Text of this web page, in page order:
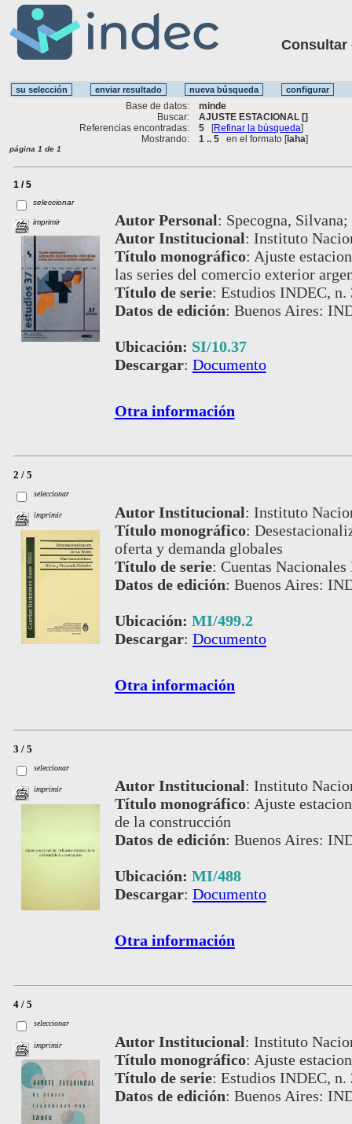
Consultar
Base de datos:
minde
Buscar:
AJUSTE ESTACIONAL []
Referencias encontradas:
5 [Refinar la búsqueda]
Mostrando:
1 .. 5 en el formato [iaha]
página 1 de 1
1 / 5
seleccionar
imprimir Autor Personal: Specogna,
Autor Institucional: Instituto
Título monográfico: Ajuste
las series del comercio exterior
Título de serie: Estudios INDEC, n.
Datos de edición: Buenos Aires:
Ubicación: SI/10.37
Descargar: Documento
Otra información
2 / 5
seleccionar
imprimir Autor Institucional: Instituto
Título monográfico:
oferta y demanda globales
Título de serie: Cuentas Nacionales
Datos de edición: Buenos Aires:
Ubicación: MI/499.2
Descargar: Documento
Otra información
3 / 5
seleccionar
imprimir Autor Institucional: Instituto
Título monográfico: Ajuste
de la construcción
Datos de edición: Buenos Aires:
Ubicación: MI/488
Descargar: Documento
Otra información
4 / 5
seleccionar
imprimir Autor Institucional: Instituto
Título monográfico: Ajuste
Título de serie: Estudios INDEC, n.
Datos de edición: Buenos Aires: